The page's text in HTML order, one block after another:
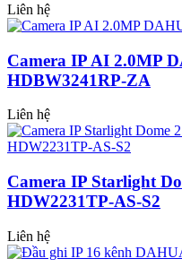
Liên hệ
Camera IP AI 2.0MP
HDBW3241RP-ZA
Liên hệ
Camera IP Starlight
HDW2231TP-AS-S2
Liên hệ